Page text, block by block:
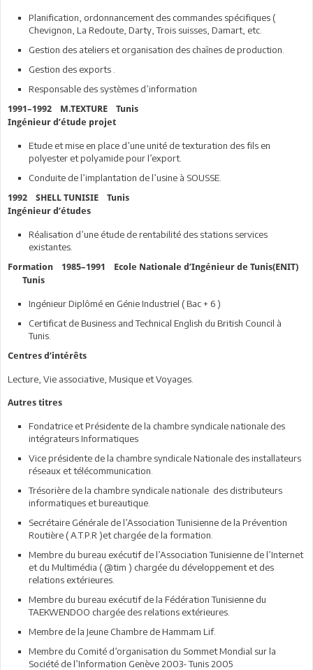
Planification, ordonnancement des commandes spécifiques (
Chevignon, La Redoute, Darty, Trois suisses, Damart, etc.
Gestion des ateliers et organisation des chaînes de production.
Gestion des exports .
Responsable des systèmes d’information
1991–1992 M.TEXTURE Tunis
Ingénieur d’étude projet
Etude et mise en place d’une unité de texturation des fils en
polyester et polyamide pour l’export.
Conduite de l’implantation de l’usine à SOUSSE.
1992 SHELL TUNISIE Tunis
Ingénieur d’études
Réalisation d’une étude de rentabilité des stations services
existantes.
Formation 1985–1991 Ecole Nationale d’Ingénieur de Tunis(ENIT)
Tunis
Ingénieur Diplômé en Génie Industriel ( Bac + 6 )
Certificat de Business and Technical English du British Council à
Tunis.
Centres d’intérêts
Lecture, Vie associative, Musique et Voyages.
Autres titres
Fondatrice et Présidente de la chambre syndicale nationale des
intégrateurs Informatiques
Vice présidente de la chambre syndicale Nationale des installateurs
réseaux et télécommunication.
Trésorière de la chambre syndicale nationale des distributeurs
informatiques et bureautique.
Secrétaire Générale de l’Association Tunisienne de la Prévention
Routière ( A.T.P.R )et chargée de la formation.
Membre du bureau exécutif de l’Association Tunisienne de l’Internet
et du Multimédia ( @tim ) chargée du développement et des
relations extérieures.
Membre du bureau exécutif de la Fédération Tunisienne du
TAEKWENDOO chargée des relations extérieures.
Membre de la Jeune Chambre de Hammam Lif.
Membre du Comité d’organisation du Sommet Mondial sur la
Société de l’Information Genève 2003- Tunis 2005